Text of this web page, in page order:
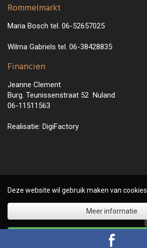
Rommelmarkt
Maria Bosch tel. 06-52657025
Wilma Gabriels tel. 06-38428835
Financien
Jeanne Clement
Burg. Teunissenstraat 52 Nuland
06-11511563
Realisatie: DigiFactory
Deze website wil gebruik maken van cookies.
Meer informatie
Akkoord